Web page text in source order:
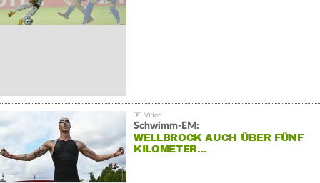
Schwimm-EM:
WELLBROCK AUCH ÜBER FÜNF
KILOMETER…